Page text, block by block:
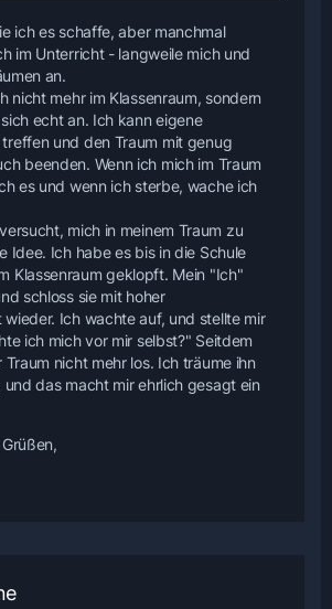
ich es schaffe, aber manchmal
im Unterricht - langweile mich und
an.
nicht mehr im Klassenraum, sondern
echt an. Ich kann eigene
und den Traum mit genug
beenden. Wenn ich mich im Traum
es und wenn ich sterbe, wache ich
mich in meinem Traum zu
Idee. Ich habe es bis in die Schule
Klassenraum geklopft. Mein "Ich"
schloss sie mit hoher
Ich wachte auf, und stellte mir
ich mich vor mir selbst?" Seitdem
Traum nicht mehr los. Ich träume ihn
und das macht mir ehrlich gesagt ein